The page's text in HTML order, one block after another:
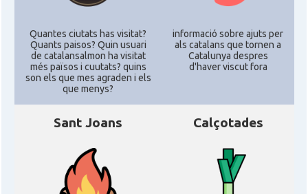
Quantes ciutats has visitat?
Quants paisos? Quin usuari
de catalansalmon ha visitat
més països i cuutats? quins
son els que mes agraden i els
que menys?
informació sobre ajuts per
als catalans que tornen a
Catalunya despres
d'haver viscut fora
Sant Joans Calçotades